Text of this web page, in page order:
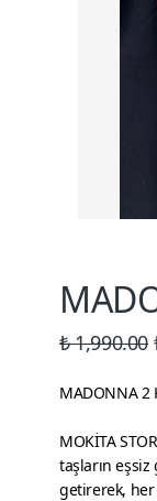
₺ 1,990.00
MADONNA 2
MOKİTA
taşların
getirerek, her